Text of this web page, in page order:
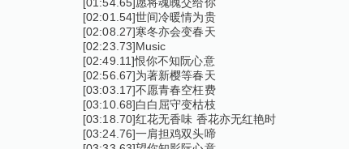
[01:54.65]愿将魂魄交给你
[02:01.54]世间冷暖情为贵
[02:08.27]寒冬亦会变春天
[02:23.73]Music
[02:49.11]恨你不知阮心意
[02:56.67]为著新樱等春天
[03:03.17]不愿青春空枉费
[03:10.68]白白屈守变枯枝
[03:18.70]红花无香味 香花亦无红艳时
[03:24.76]一肩担鸡双头啼